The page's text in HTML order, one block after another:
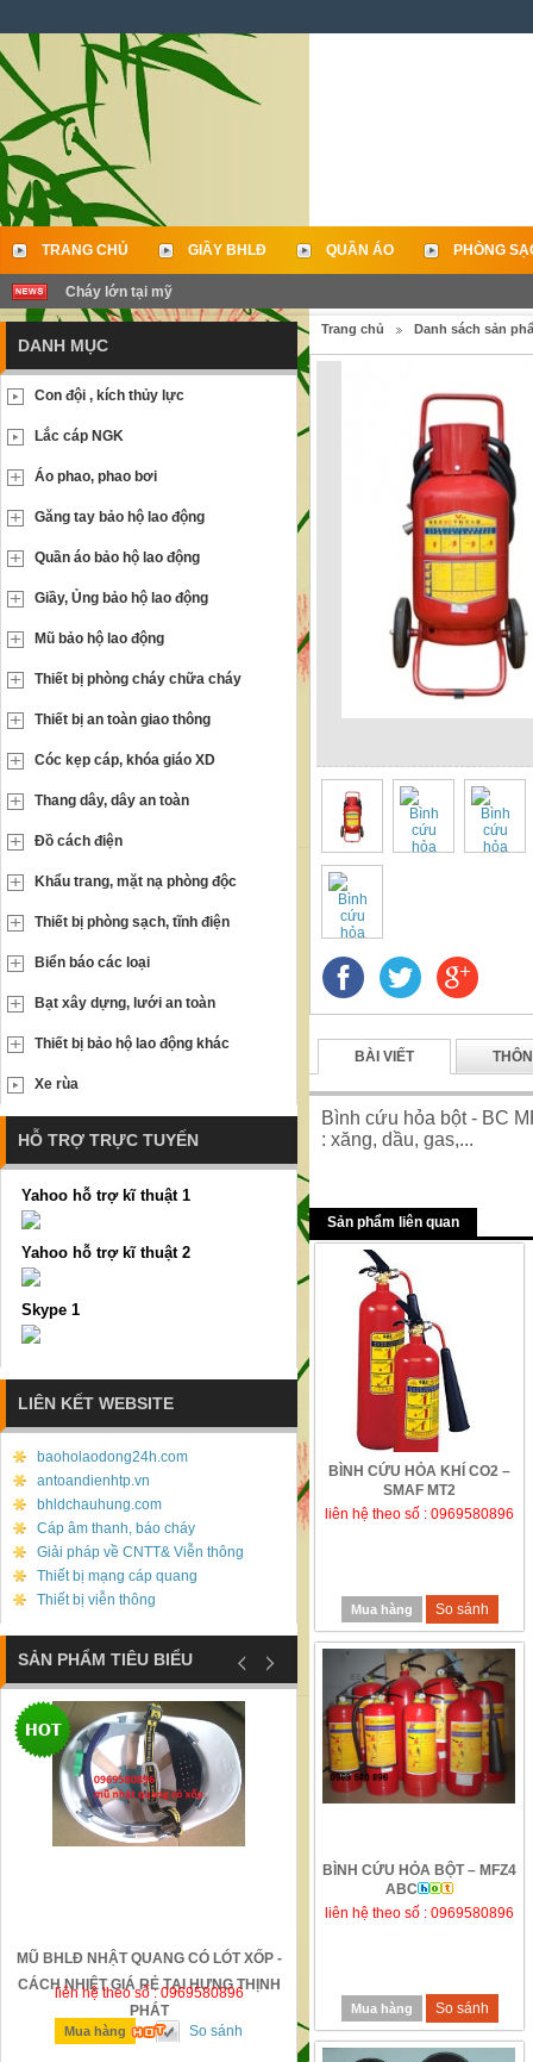
TRANG CHỦ GIẦY BHLĐ QUẦN ÁO PHÒNG
LIÊN HỆ
Cháy lớn tại mỹ
Trang chủ Danh sách sản
BÀI VIẾT
Bình cứu hỏa bột - BC
: xăng, dầu, gas,...
Sản phẩm liên quan
BÌNH CỨU HỎA KHÍ CO2 –
SMAF MT2
liên hệ theo số : 0969580896
Mua hàng So sánh
BÌNH CỨU HỎA BỘT – MFZ4
ABC
liên hệ theo số : 0969580896
Mua hàng So sánh
DANH MỤC
Con đội , kích thủy lực
Lắc cáp NGK
Áo phao, phao bơi
Găng tay bảo hộ lao động
Quần áo bảo hộ lao động
Giầy, Ủng bảo hộ lao động
Mũ bảo hộ lao động
Thiết bị phòng cháy chữa cháy
Thiết bị an toàn giao thông
Cóc kẹp cáp, khóa giáo XD
Thang dây, dây an toàn
Đồ cách điện
Khẩu trang, mặt nạ phòng độc
Thiết bị phòng sạch, tĩnh điện
Biển báo các loại
Bạt xây dựng, lưới an toàn
Thiết bị bảo hộ lao động khác
Xe rùa
HỖ TRỢ TRỰC TUYẾN
Yahoo hỗ trợ kĩ thuật 1
Yahoo hỗ trợ kĩ thuật 2
Skype 1
LIÊN KẾT WEBSITE
baoholaodong24h.com
antoandienhtp.vn
bhldchauhung.com
Cáp âm thanh, báo cháy
Giải pháp về CNTT& Viễn thông
Thiết bị mạng cáp quang
Thiết bị viễn thông
SẢN PHẨM TIÊU BIỂU
MŨ BHLĐ NHẬT QUANG CÓ LÓT XỐP -
CÁCH NHIỆT GIÁ RẺ TẠI HƯNG THỊNH
PHÁT
liên hệ theo số : 0969580896
Mua hàng So sánh
liên hệ theo số : 0969580896
Mua hàng So sánh